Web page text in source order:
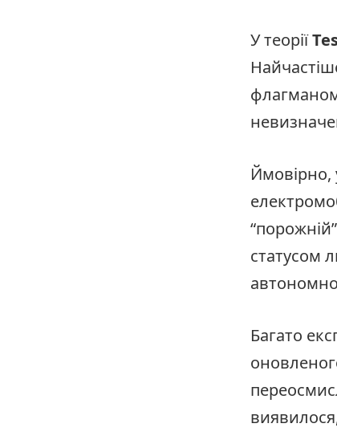
У теорії
Ймовірно,
статусом
Багато